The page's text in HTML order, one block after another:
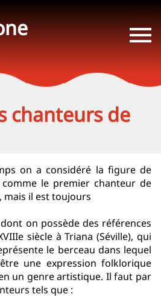
chanteurs de
on a considéré la figure de
comme le premier chanteur de
il est toujours
on possède des références
siècle à Triana (Séville), qui
le berceau dans lequel
une expression folklorique
un genre artistique. Il faut par
tels que :